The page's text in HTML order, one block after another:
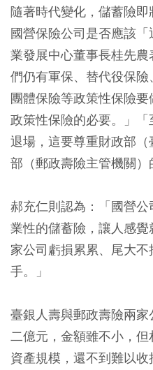
隨著時代變化，儲蓄險
國營保險公司是否應該
業發展中心董事長桂先
們仍有軍保、替代役保
團體保險等政策性保險
政策性保險的必要。」
退場，這要尊重財政部
部（郵政壽險主管機關）
郝充仁則認為：「國營
業性的儲蓄險，讓人感
家公司虧損累累、尾大
手。」
臺銀人壽與郵政壽險兩
二億元，金額雖不小，
資產規模，還不到難以